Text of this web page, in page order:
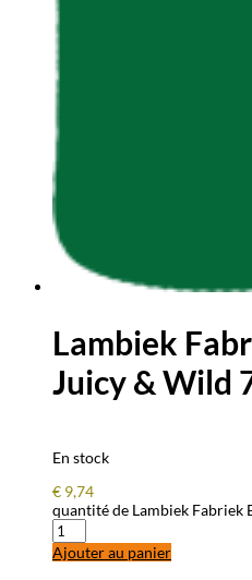
Lambiek
Juicy & Wild
En stock
€ 9,74
quantité de Lambiek Fabriek
Ajouter au panier